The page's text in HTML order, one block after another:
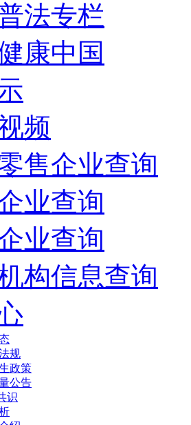
法专栏
康中国
频
售企业查询
业查询
业查询
构信息查询
规
政策
公告
识